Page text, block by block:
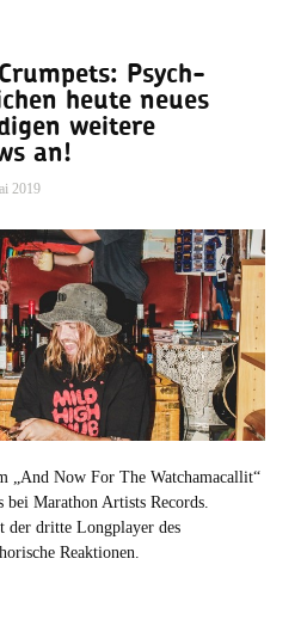
Psych-
heute neues
weitere
an!
2019
„And Now For The Watchamacallit“
Marathon Artists Records.
der dritte Longplayer des
Reaktionen.